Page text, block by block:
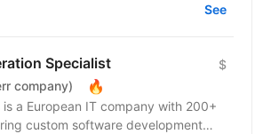
Affiliate Manager role. The...
See
Specialist
company) 🔥
$
is a European IT company with 200+
custom software development